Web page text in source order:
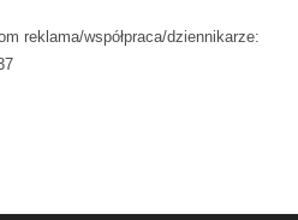
reklama/współpraca/dziennikarze: